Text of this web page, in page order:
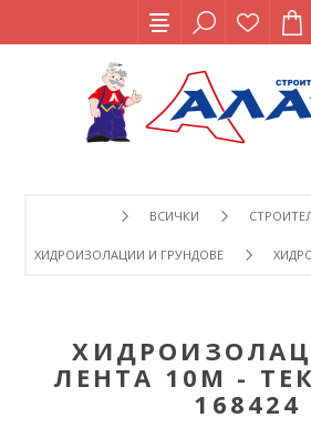
ВСИЧКИ
ХИДРОИЗОЛАЦИИ И ГРУНДОВЕ
ЛЕНТА 10М -
168424